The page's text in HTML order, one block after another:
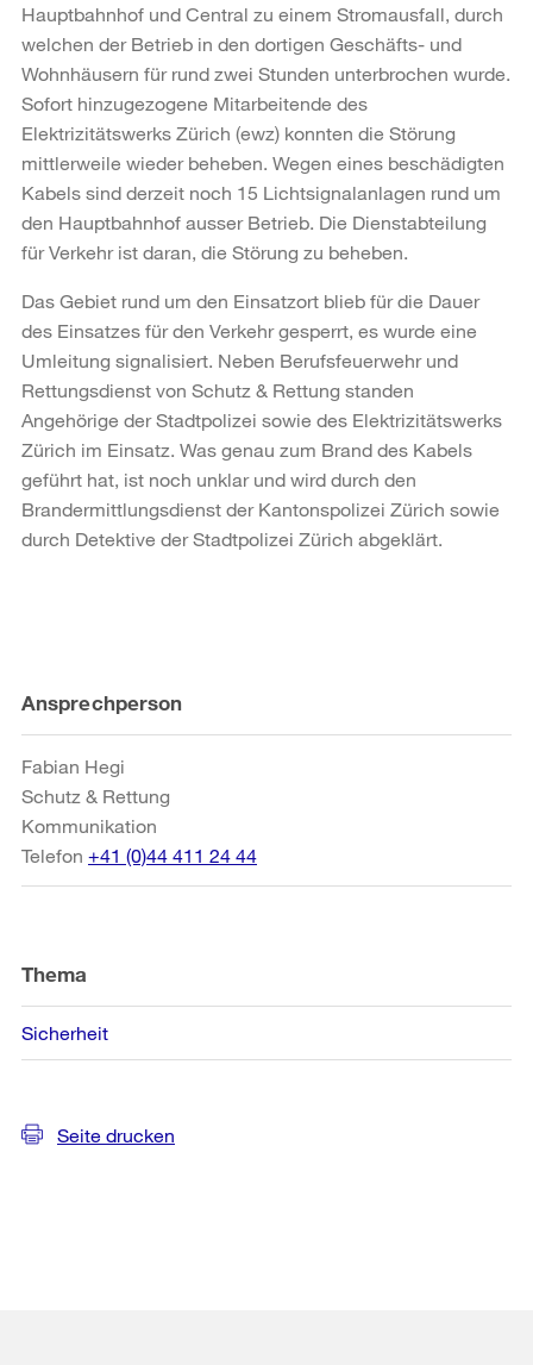
Hauptbahnhof und Central zu einem Stromausfall, durch
welchen der Betrieb in den dortigen Geschäfts- und
Wohnhäusern für rund zwei Stunden unterbrochen wurde.
Sofort hinzugezogene Mitarbeitende des
Elektrizitätswerks Zürich (ewz) konnten die Störung
mittlerweile wieder beheben. Wegen eines beschädigten
Kabels sind derzeit noch 15 Lichtsignalanlagen rund um
den Hauptbahnhof ausser Betrieb. Die Dienstabteilung
für Verkehr ist daran, die Störung zu beheben.
Das Gebiet rund um den Einsatzort blieb für die Dauer
des Einsatzes für den Verkehr gesperrt, es wurde eine
Umleitung signalisiert. Neben Berufsfeuerwehr und
Rettungsdienst von Schutz & Rettung standen
Angehörige der Stadtpolizei sowie des Elektrizitätswerks
Zürich im Einsatz. Was genau zum Brand des Kabels
geführt hat, ist noch unklar und wird durch den
Brandermittlungsdienst der Kantonspolizei Zürich sowie
durch Detektive der Stadtpolizei Zürich abgeklärt.
Weitere
Informationen
Ansprechperson
Fabian Hegi
Schutz & Rettung
Kommunikation
Telefon +41 (0)44 411 24 44
Thema
Sicherheit
Seite drucken